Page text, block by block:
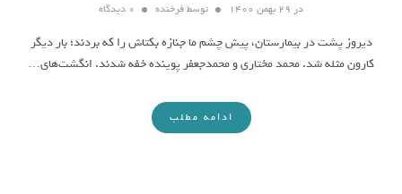
در توسطفرخنده ۰ دیدگاه
دیروز پشت در بیمارستان، پیش چشم ما جنازه بکتاش را که بردند؛ ‌بار دیگر
کارون مثله شد. محمد مختاری و محمدجعفر پوینده خفه شدند. انگشت‌های…
ادامه مطلب